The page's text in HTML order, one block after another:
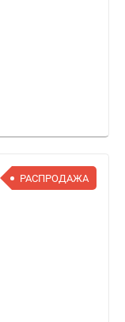
РАСПРОДАЖА